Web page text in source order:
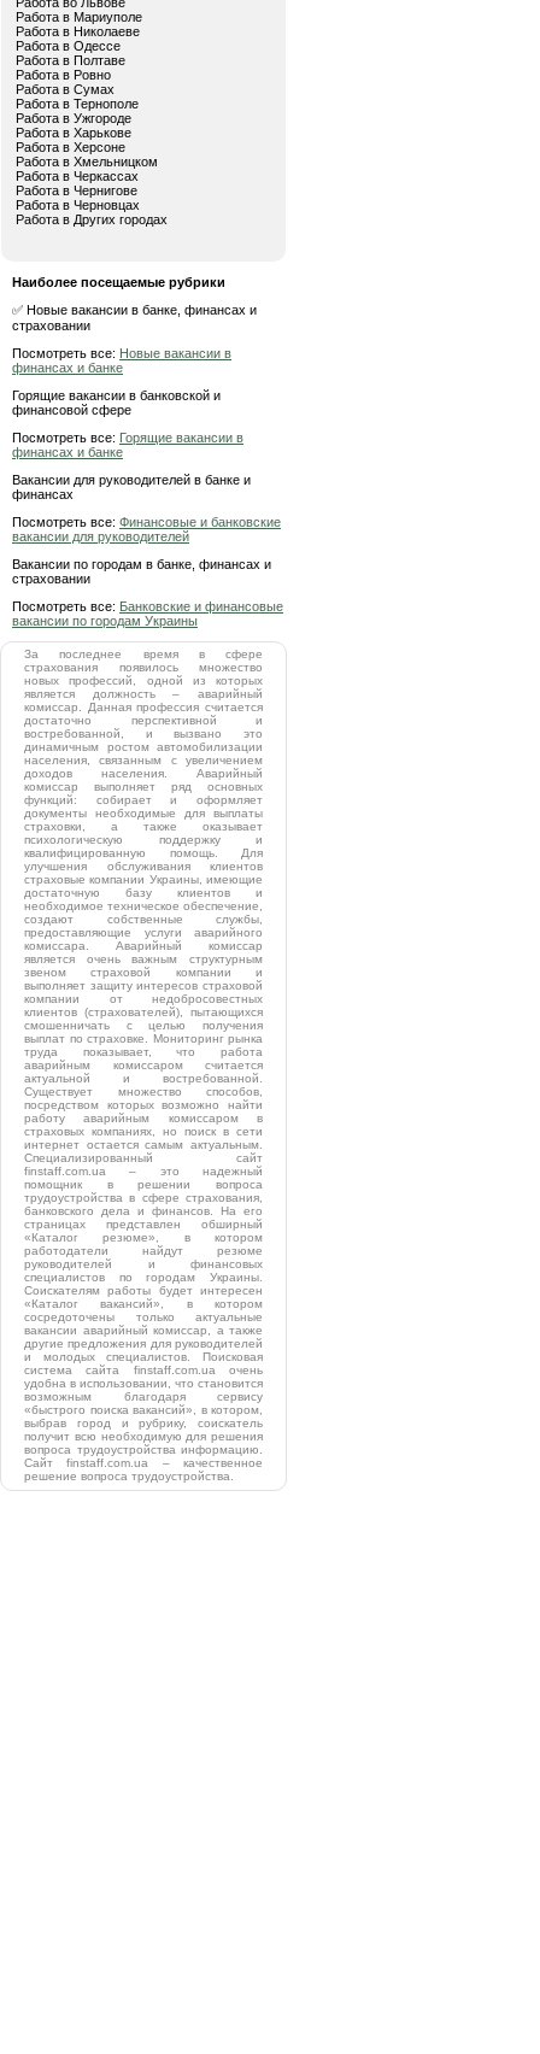
Работа в Мариуполе
Работа в Николаеве
Работа в Одессе
Работа в Полтаве
Работа в Ровно
Работа в Сумах
Работа в Тернополе
Работа в Ужгороде
Работа в Харькове
Работа в Херсоне
Работа в Хмельницком
Работа в Черкассах
Работа в Чернигове
Работа в Черновцах
Работа в Других городах
Наиболее посещаемые рубрики
✅ Новые вакансии в банке, финансах и
страховании
Посмотреть все: Новые вакансии в
финансах и банке
Горящие вакансии в банковской и
финансовой сфере
Посмотреть все: Горящие вакансии в
финансах и банке
Вакансии для руководителей в банке и
финансах
Посмотреть все: Финансовые и банковские
вакансии для руководителей
Вакансии по городам в банке, финансах и
страховании
Посмотреть все: Банковские и финансовые
вакансии по городам Украины
За последнее время в сфере
страхования появилось множество
новых профессий, одной из которых
является должность – аварийный
комиссар. Данная профессия считается
достаточно перспективной и
востребованной, и вызвано это
динамичным ростом автомобилизации
населения, связанным с увеличением
доходов населения. Аварийный
комиссар выполняет ряд основных
функций: собирает и оформляет
документы необходимые для выплаты
страховки, а также оказывает
психологическую поддержку и
квалифицированную помощь. Для
улучшения обслуживания клиентов
страховые компании Украины, имеющие
достаточную базу клиентов и
необходимое техническое обеспечение,
создают собственные службы,
предоставляющие услуги аварийного
комиссара. Аварийный комиссар
является очень важным структурным
звеном страховой компании и
выполняет защиту интересов страховой
компании от недобросовестных
клиентов (страхователей), пытающихся
смошенничать с целью получения
выплат по страховке. Мониторинг рынка
труда показывает, что работа
аварийным комиссаром считается
актуальной и востребованной.
Существует множество способов,
посредством которых возможно найти
работу аварийным комиссаром в
страховых компаниях, но поиск в сети
интернет остается самым актуальным.
Специализированный сайт
finstaff.com.ua – это надежный
помощник в решении вопроса
трудоустройства в сфере страхования,
банковского дела и финансов. На его
страницах представлен обширный
«Каталог резюме», в котором
работодатели найдут резюме
руководителей и финансовых
специалистов по городам Украины.
Соискателям работы будет интересен
«Каталог вакансий», в котором
сосредоточены только актуальные
вакансии аварийный комиссар, а также
другие предложения для руководителей
и молодых специалистов. Поисковая
система сайта finstaff.com.ua очень
удобна в использовании, что становится
возможным благодаря сервису
«быстрого поиска вакансий», в котором,
выбрав город и рубрику, соискатель
получит всю необходимую для решения
вопроса трудоустройства информацию.
Сайт finstaff.com.ua – качественное
решение вопроса трудоустройства.